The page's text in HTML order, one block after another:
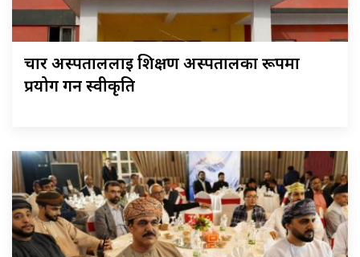
चार अस्पताललाई शिक्षण अस्पतालका रूपमा
प्रयोग गर्न स्वीकृति